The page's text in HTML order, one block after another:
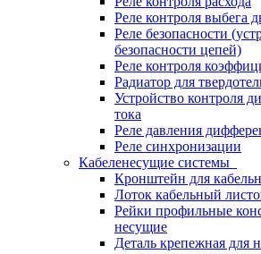
Реле контроля выбега
Реле безопасности
безопасности цепей)
Реле контроля
Радиатор для
Устройство контроля
тока
Реле давления
Реле синхронизации
Кабеленесущие системы
Кронштейн для
Лоток кабельный
Рейки профильные
несущие
Деталь крепежная для